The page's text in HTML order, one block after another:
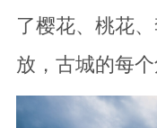
了樱花、桃花
放，古城的每